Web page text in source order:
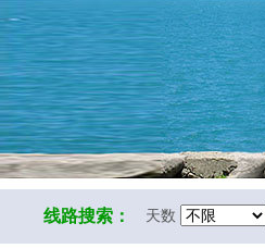
线路搜索： 天数